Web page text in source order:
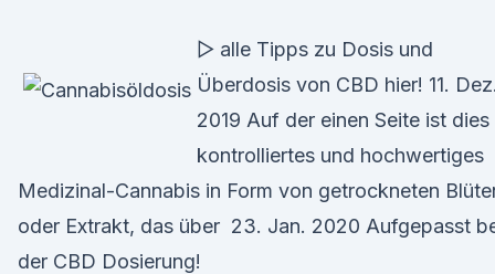
▷ alle Tipps zu Dosis und
Überdosis von CBD hier! 11. Dez.
2019 Auf der einen Seite ist dies
kontrolliertes und hochwertiges
Medizinal-Cannabis in Form von getrockneten
oder Extrakt, das über 23. Jan. 2020 Aufgepasst
der CBD Dosierung!